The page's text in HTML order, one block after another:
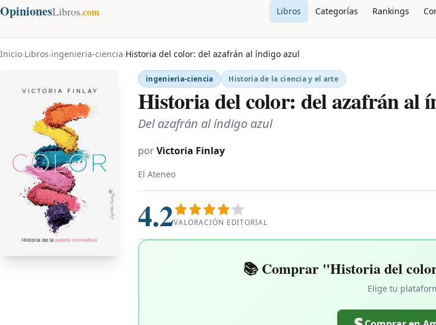
OpinionesLibros.com Libros Categorías Rankings
Inicio›Libros›ingenieria-ciencia›Historia del color: del azafrán al índigo azul
ingenieria-ciencia Historia de la ciencia y el arte
Historia del color: del azafrán al
Del azafrán al índigo azul
porVictoria Finlay
El Ateneo
4.2VALORACIÓN EDITORIAL
📚 Comprar "Historia del
Elige tu